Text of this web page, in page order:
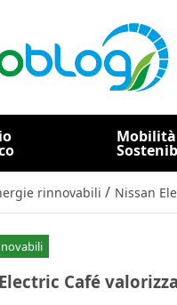
Mobilità
rinnovabili / Nissan
Café